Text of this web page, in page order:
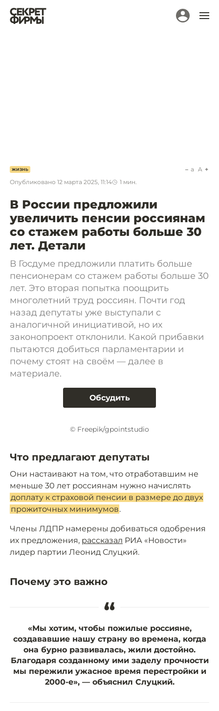
ЖИЗНЬ
Опубликовано 12 марта 2025, 11:14 1 мин.
a A
В России предложили
увеличить пенсии россиянам
со стажем работы больше 30
лет. Детали
В Госдуме предложили платить больше
пенсионерам со стажем работы больше 30
лет. Это вторая попытка поощрить
многолетний труд россиян. Почти год
назад депутаты уже выступали с
аналогичной инициативой, но их
законопроект отклонили. Какой прибавки
пытаются добиться парламентарии и
почему стоят на своём — далее в
материале.
Обсудить
© Freepik/gpointstudio
Что предлагают депутаты
Они настаивают на том, что отработавшим не
меньше 30 лет россиянам нужно начислять
доплату к страховой пенсии в размере до двух
прожиточных минимумов.
Члены ЛДПР намерены добиваться одобрения
их предложения, рассказал РИА «Новости»
лидер партии Леонид Слуцкий.
Почему это важно
“
«Мы хотим, чтобы пожилые россияне,
создававшие нашу страну во времена, когда
она бурно развивалась, жили достойно.
Благодаря созданному ими заделу прочности
мы пережили ужасное время перестройки и
2000-е», — объяснил Слуцкий.